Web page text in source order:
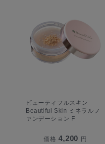
ビューティフルスキン
Beautiful Skin ミネラルフ
ァンデーション F
価格 4,200 円